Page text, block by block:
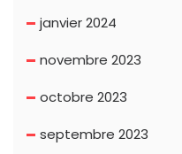
janvier 2024
novembre 2023
octobre 2023
septembre 2023